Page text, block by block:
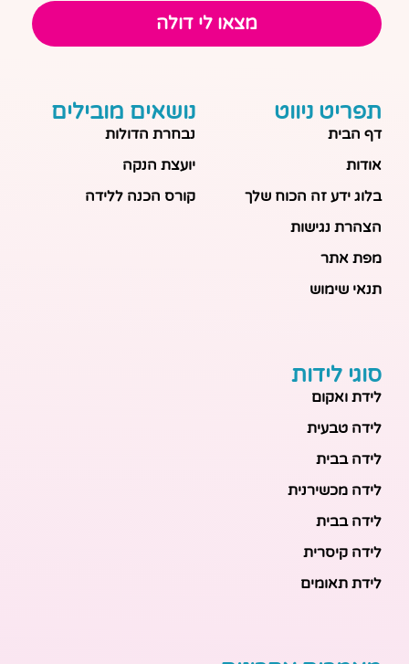
מצאו לי דולה
תפריט ניווט
דף הבית
אודות
בלוג ידע זה הכוח שלך
הצהרת נגישות
מפת אתר
תנאי שימוש
נושאים מובילים
נבחרת הדולות
יועצת הנקה
קורס הכנה ללידה
סוגי לידות
לידת ואקום
לידה טבעית
לידה בבית
לידה מכשירנית
לידה בבית
לידה קיסרית
לידת תאומים